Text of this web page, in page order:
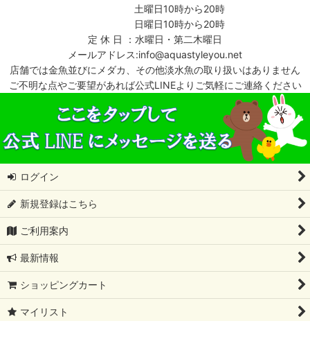
土曜日10時から20時
日曜日10時から20時
定 休 日 ：水曜日・第二木曜日
メールアドレス:info@aquastyleyou.net
店舗では金魚並びにメダカ、その他淡水魚の取り扱いはありません
ご不明な点やご要望があれば公式LINEよりご気軽にご連絡ください
ログイン
新規登録はこちら
ご利用案内
最新情報
ショッピングカート
マイリスト